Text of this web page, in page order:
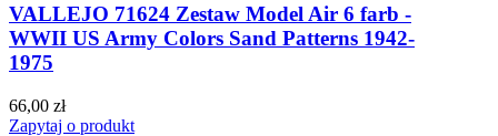
VALLEJO 71624 Zestaw Model Air 6 farb -
WWII US Army Colors Sand Patterns 1942-
1975
66,00 zł
Zapytaj o produkt